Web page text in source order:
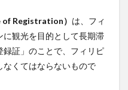
Registration） は、フィ
に観光を目的として長期滞
証」のことで、フィリピ
なくてはならないもので